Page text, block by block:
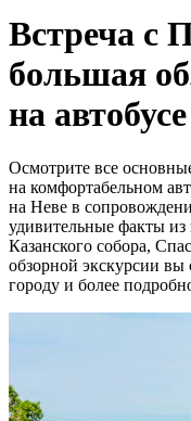
Встреча с
большая
на автобусе
Осмотрите все
на комфортабельном
на Неве в
удивительные факты из
Казанского собора,
обзорной экскурсии вы
городу и более